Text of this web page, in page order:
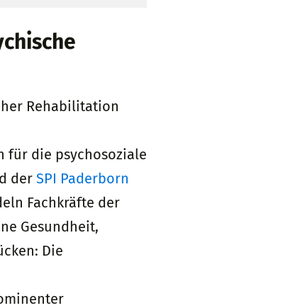
Rehabilitation
für die psychosoziale
der SPI Paderborn
Fachkräfte der
Gesundheit,
Die